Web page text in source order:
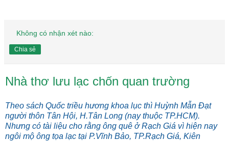
Không có nhận xét nào:
Chia sẻ
Nhà thơ lưu lạc chốn quan trường
Theo sách Quốc triều hương khoa lục thì Huỳnh Mẫn Đạt
người thôn Tân Hội, H.Tân Long (nay thuộc TP.HCM).
Nhưng có tài liệu cho rằng ông quê ở Rạch Giá vì hiện nay
ngôi mộ ông tọa lạc tại P.Vĩnh Bảo, TP.Rạch Giá, Kiên